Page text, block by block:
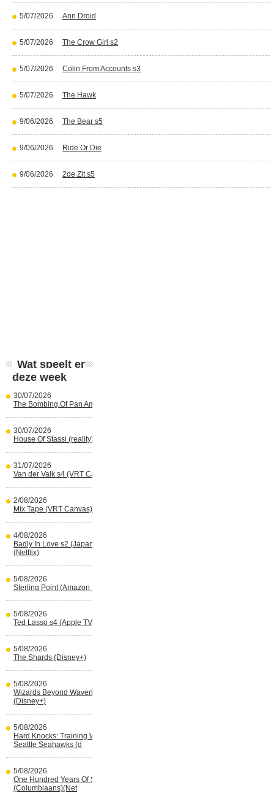
5/07/2026 Ann Droid
5/07/2026 The Crow Girl s2
5/07/2026 Colin From Accounts s3
5/07/2026 The Hawk
9/06/2026 The Bear s5
9/06/2026 Ride Or Die
9/06/2026 2de Zit s5
Wat speelt er
deze week
30/07/2026
The Bombing Of Pan Am 103 (Netflix)
30/07/2026
House Of Stassi (reality) (Disney+)
31/07/2026
Van der Valk s4 (VRT Canvas)
2/08/2026
Mix Tape (VRT Canvas)
4/08/2026
Badly In Love s2 (Japans) (reality)
(Netflix)
5/08/2026
Sterling Point (Amazon Prime Video)
5/08/2026
Ted Lasso s4 (Apple TV)
5/08/2026
The Shards (Disney+)
5/08/2026
Wizards Beyond Waverly Place s3
(Disney+)
5/08/2026
Hard Knocks: Training With The
Seattle Seahawks (d
5/08/2026
One Hundred Years Of Solitude s2
(Columbiaans)(Net